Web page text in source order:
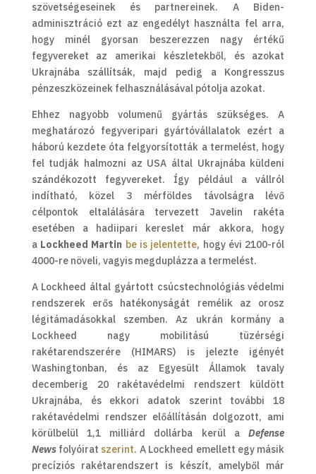
szövetségeseinek és partnereinek. A Biden-
adminisztráció ezt az engedélyt használta fel arra,
hogy minél gyorsan beszerezzen nagy értékű
fegyvereket az amerikai készletekből, és azokat
Ukrajnába szállítsák, majd pedig a Kongresszus
pénzeszközeinek felhasználásával pótolja azokat.
Ehhez nagyobb volumenű gyártás szükséges. A
meghatározó fegyveripari gyártóvállalatok ezért a
háború kezdete óta felgyorsították a termelést, hogy
fel tudják halmozni az USA által Ukrajnába küldeni
szándékozott fegyvereket. Így például a vállról
indítható, közel 3 mérföldes távolságra lévő
célpontok eltalálására tervezett Javelin rakéta
esetében a hadiipari kereslet már akkora, hogy
a Lockheed Martin be is jelentette, hogy évi 2100-ról
4000-re növeli, vagyis megduplázza a termelést.
A Lockheed által gyártott csúcstechnológiás védelmi
rendszerek erős hatékonyságát remélik az orosz
légitámadásokkal szemben. Az ukrán kormány a
Lockheed nagy mobilitású tüzérségi
rakétarendszerére (HIMARS) is jelezte igényét
Washingtonban, és az Egyesült Államok tavaly
decemberig 20 rakétavédelmi rendszert küldött
Ukrajnába, és ekkori adatok szerint további 18
rakétavédelmi rendszer előállításán dolgozott, ami
körülbelül 1,1 milliárd dollárba kerül aDefense
Newsfolyóirat szerint. A Lockheed emellett egy másik
precíziós rakétarendszert is készít, amelyből már